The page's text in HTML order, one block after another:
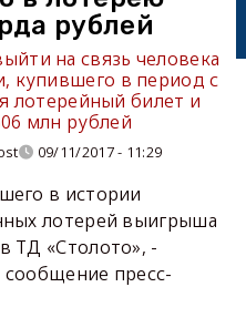
рублей
на связь человека
купившего в период с
лотерейный билет и
млн рублей
09/11/2017 - 11:29
в истории
лотерей выигрыша
ТД «Столото», -
пресс-